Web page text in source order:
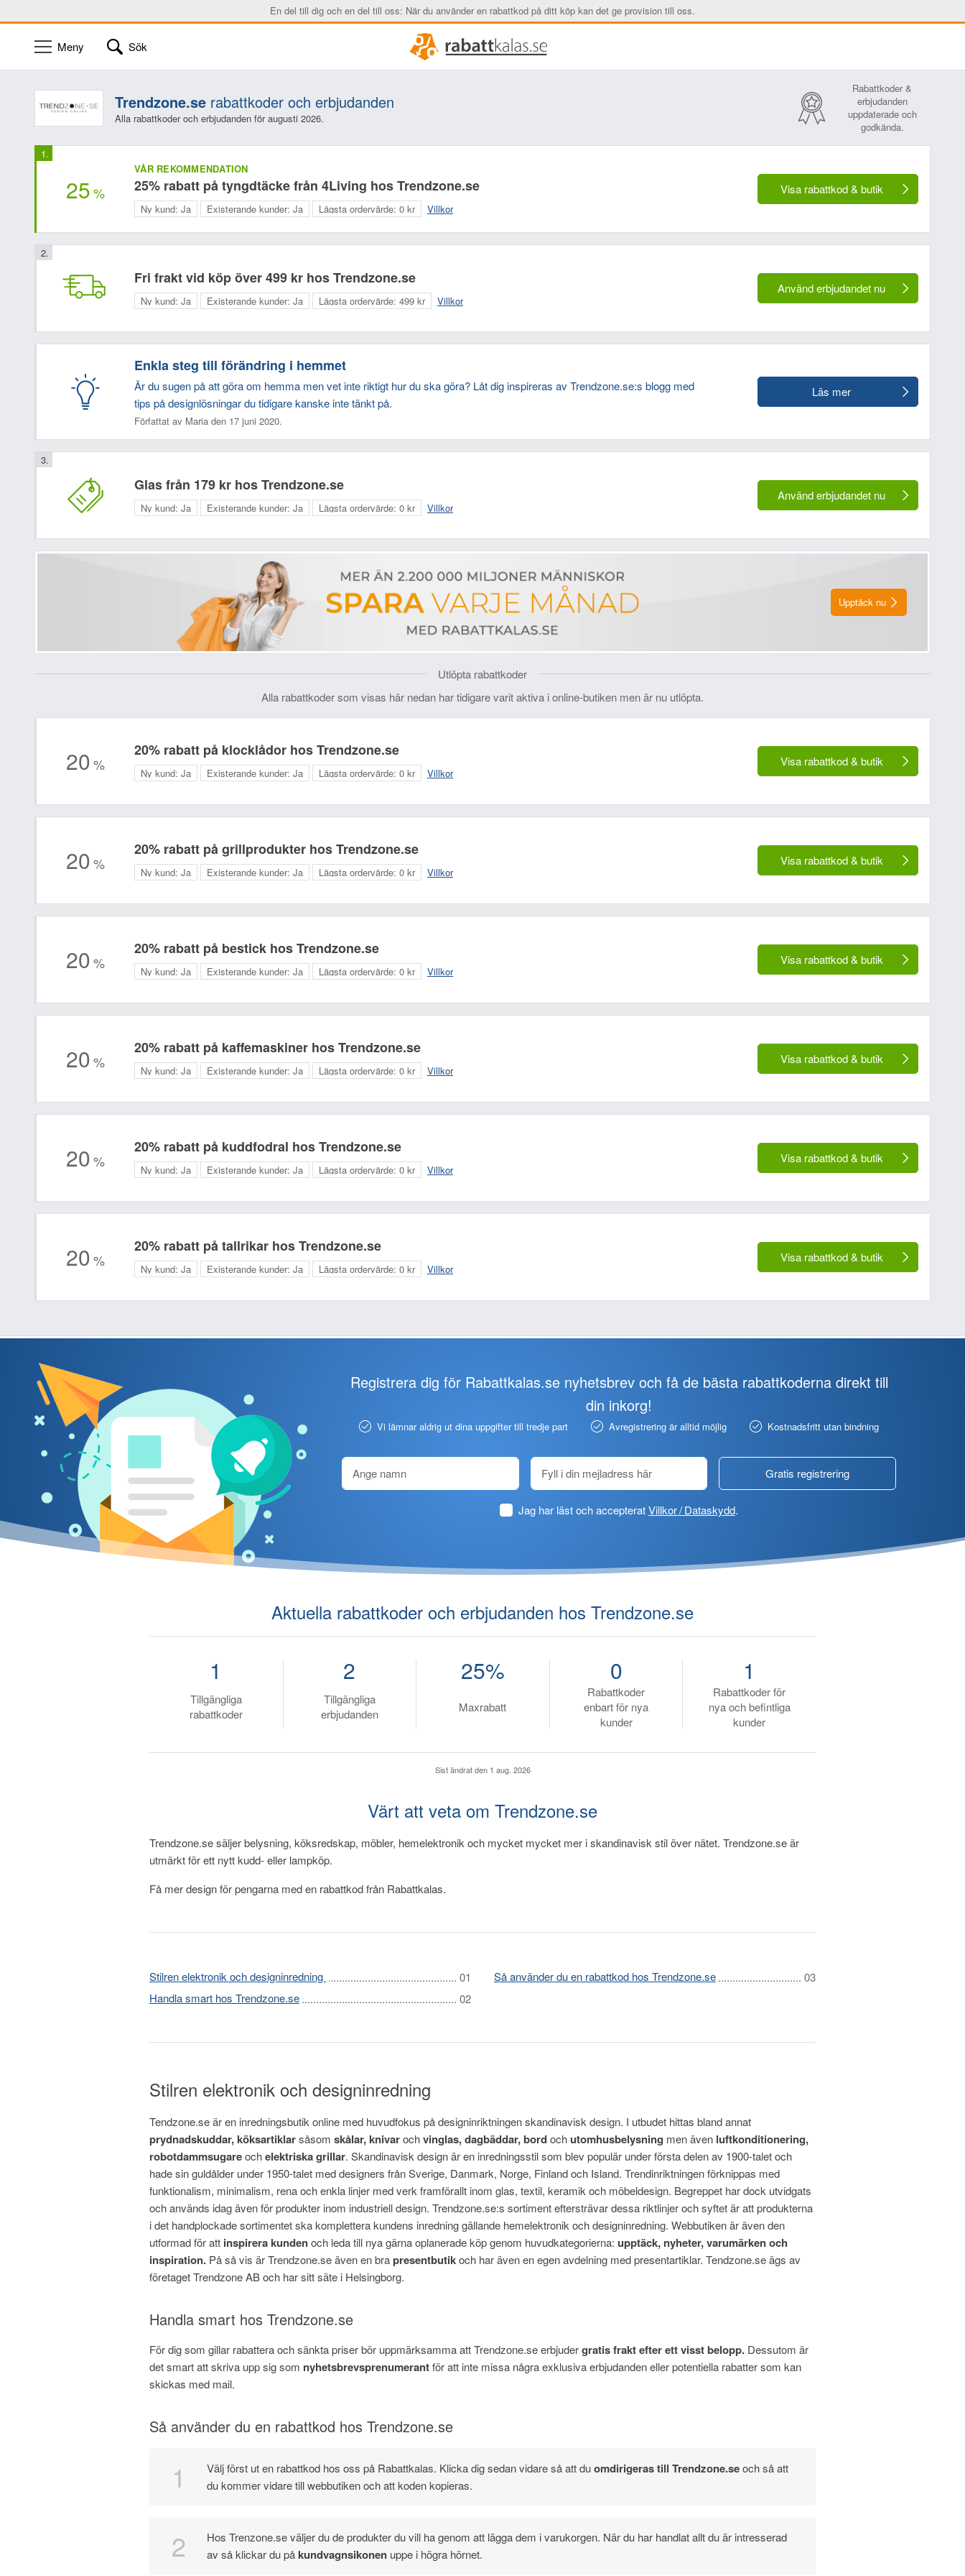
En del till dig och en del till oss: När du använder en rabattkod på ditt köp kan det ge provision till oss.
Meny Sök
Trendzone.se rabattkoder och erbjudanden
Alla rabattkoder och erbjudanden för augusti 2026.
Rabattkoder &
erbjudanden
uppdaterade och
godkända.
25%
VÅR REKOMMENDATION
25% rabatt på tyngdtäcke från 4Living hos Trendzone.se Visa rabattkod & butik
Ny kund: Ja Existerande kunder: Ja Lägsta ordervärde: 0 kr Villkor
Fri frakt vid köp över 499 kr hos Trendzone.se
Använd erbjudandet nu
Ny kund: Ja Existerande kunder: Ja Lägsta ordervärde: 499 kr Villkor
Enkla steg till förändring i hemmet
Är du sugen på att göra om hemma men vet inte riktigt hur du ska göra? Låt dig inspireras av Trendzone.se:s blogg med
tips på designlösningar du tidigare kanske inte tänkt på.
Författat av Maria den 17 juni 2020.
Läs mer
Glas från 179 kr hos Trendzone.se
Använd erbjudandet nu
Ny kund: Ja Existerande kunder: Ja Lägsta ordervärde: 0 kr Villkor
Upptäck nu
Utlöpta rabattkoder
Alla rabattkoder som visas här nedan har tidigare varit aktiva i online-butiken men är nu utlöpta.
20%
20% rabatt på klocklådor hos Trendzone.se
Visa rabattkod & butik
Ny kund: Ja Existerande kunder: Ja Lägsta ordervärde: 0 kr Villkor
20%
20% rabatt på grillprodukter hos Trendzone.se
Visa rabattkod & butik
Ny kund: Ja Existerande kunder: Ja Lägsta ordervärde: 0 kr Villkor
20%
20% rabatt på bestick hos Trendzone.se
Visa rabattkod & butik
Ny kund: Ja Existerande kunder: Ja Lägsta ordervärde: 0 kr Villkor
20%
20% rabatt på kaffemaskiner hos Trendzone.se
Visa rabattkod & butik
Ny kund: Ja Existerande kunder: Ja Lägsta ordervärde: 0 kr Villkor
20%
20% rabatt på kuddfodral hos Trendzone.se
Visa rabattkod & butik
Ny kund: Ja Existerande kunder: Ja Lägsta ordervärde: 0 kr Villkor
20%
20% rabatt på tallrikar hos Trendzone.se
Visa rabattkod & butik
Ny kund: Ja Existerande kunder: Ja Lägsta ordervärde: 0 kr Villkor
Registrera dig för Rabattkalas.se nyhetsbrev och få de bästa rabattkoderna direkt till
din inkorg!
Vi lämnar aldrig ut dina uppgifter till tredje part Avregistrering är alltid möjlig Kostnadsfritt utan bindning
Ditt namn:
Gratis registrering
Jag har läst och accepteratVillkor / Dataskydd.
Aktuella rabattkoder och erbjudanden hos Trendzone.se
Tillgängliga
rabattkoder
1
Tillgängliga
erbjudanden
2
Maxrabatt
25%
Rabattkoder
enbart för nya
kunder
0
Rabattkoder för
nya och befintliga
kunder
1
Sist ändrat den 1 aug. 2026
Värt att veta om Trendzone.se
Trendzone.se säljer belysning, köksredskap, möbler, hemelektronik och mycket mycket mer i skandinavisk stil över nätet. Trendzone.se är
utmärkt för ett nytt kudd- eller lampköp.
Få mer design för pengarna med en rabattkod från Rabattkalas.
Stilren elektronik och designinredning
Handla smart hos Trendzone.se
Så använder du en rabattkod hos Trendzone.se
Stilren elektronik och designinredning
Tendzone.se är en inredningsbutik online med huvudfokus på designinriktningen skandinavisk design. I utbudet hittas bland annat
prydnadskuddar, köksartiklarsåsom skålar, knivarochvinglas,dagbäddar, bordochutomhusbelysning men även luftkonditionering,
robotdammsugareochelektriska grillar. Skandinavisk design är en inredningsstil som blev populär under första delen av 1900-talet och
hade sin guldålder under 1950-talet med designers från Sverige, Danmark, Norge, Finland och Island. Trendinriktningen förknippas med
funktionalism, minimalism, rena och enkla linjer med verk framförallt inom glas, textil, keramik och möbeldesign. Begreppet har dock utvidgats
och används idag även för produkter inom industriell design. Trendzone.se:s sortiment eftersträvar dessa riktlinjer och syftet är att produkterna
i det handplockade sortimentet ska komplettera kundens inredning gällande hemelektronik och designinredning. Webbutiken är även den
utformad för att inspirera kundenoch leda till nya gärna oplanerade köp genom huvudkategorierna: upptäck, nyheter, varumärken och
inspiration. På så vis är Trendzone.se även en brapresentbutikoch har även en egen avdelning med presentartiklar. Tendzone.se ägs av
företaget Trendzone AB och har sitt säte i Helsingborg.
Handla smart hos Trendzone.se
För dig som gillar rabattera och sänkta priser bör uppmärksamma att Trendzone.se erbjudergratis frakt efter ett visst belopp. Dessutom är
det smart att skriva upp sig som nyhetsbrevsprenumerantför att inte missa några exklusiva erbjudanden eller potentiella rabatter som kan
skickas med mail.
Så använder du en rabattkod hos Trendzone.se
Välj först ut en rabattkod hos oss på Rabattkalas. Klicka dig sedan vidare så att duomdirigeras till Trendzone.seoch så att
du kommer vidare till webbutiken och att koden kopieras.
Hos Trenzone.se väljer du de produkter du vill ha genom att lägga dem i varukorgen. När du har handlat allt du är intresserad
av så klickar du på kundvagnsikonen uppe i högra hörnet.